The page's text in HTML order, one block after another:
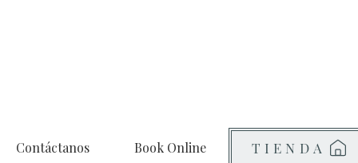
Contáctanos Book Online TIENDA